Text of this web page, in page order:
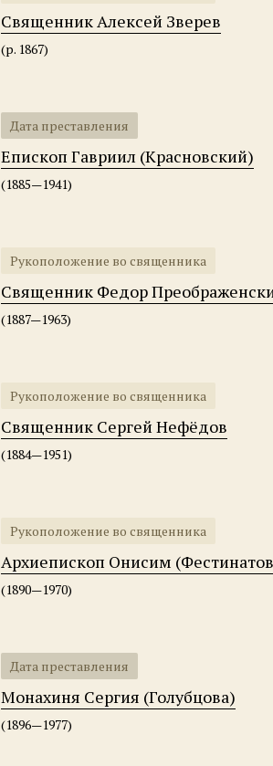
Священник Алексей Зверев
(р. 1867)
Дата преставления
Епископ Гавриил (Красновский)
(1885—1941)
Рукоположение во священника
Священник Федор
(1887—1963)
Рукоположение во священника
Священник Сергей Нефёдов
(1884—1951)
Рукоположение во священника
Архиепископ Онисим
(1890—1970)
Дата преставления
Монахиня Сергия (Голубцова)
(1896—1977)